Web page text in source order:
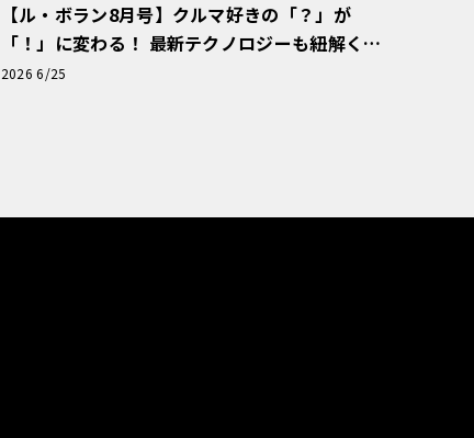
【ル・ボラン8月号】クルマ好きの「？」が
「！」に変わる！ 最新テクノロジーも紐解く
「輸入車Q&A」
2026 6/25